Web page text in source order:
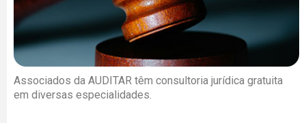
Associados da AUDITAR têm consultoria jurídica gratuita
em diversas especialidades.